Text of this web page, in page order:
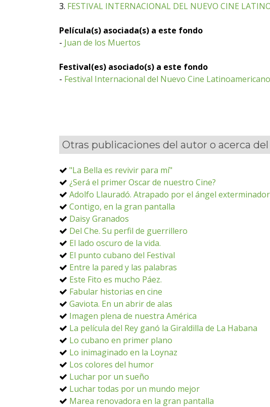
3. FESTIVAL INTERNACIONAL DEL NUEVO CINE
Película(s) asociada(s) a este fondo
- Juan de los Muertos
Festival(es) asociado(s) a este fondo
- Festival Internacional del Nuevo Cine Latinoamericano
Otras publicaciones del autor o acerca
"La Bella es revivir para mí"
¿Será el primer Oscar de nuestro Cine?
Adolfo Llauradó. Atrapado por el ángel exterminador
Contigo, en la gran pantalla
Daisy Granados
Del Che. Su perfil de guerrillero
El lado oscuro de la vida.
El punto cubano del Festival
Entre la pared y las palabras
Este Fito es mucho Páez.
Fabular historias en cine
Gaviota. En un abrir de alas
Imagen plena de nuestra América
La película del Rey ganó la Giraldilla de La Habana
Lo cubano en primer plano
Lo inimaginado en la Loynaz
Los colores del humor
Luchar por un sueño
Luchar todas por un mundo mejor
Marea renovadora en la gran pantalla